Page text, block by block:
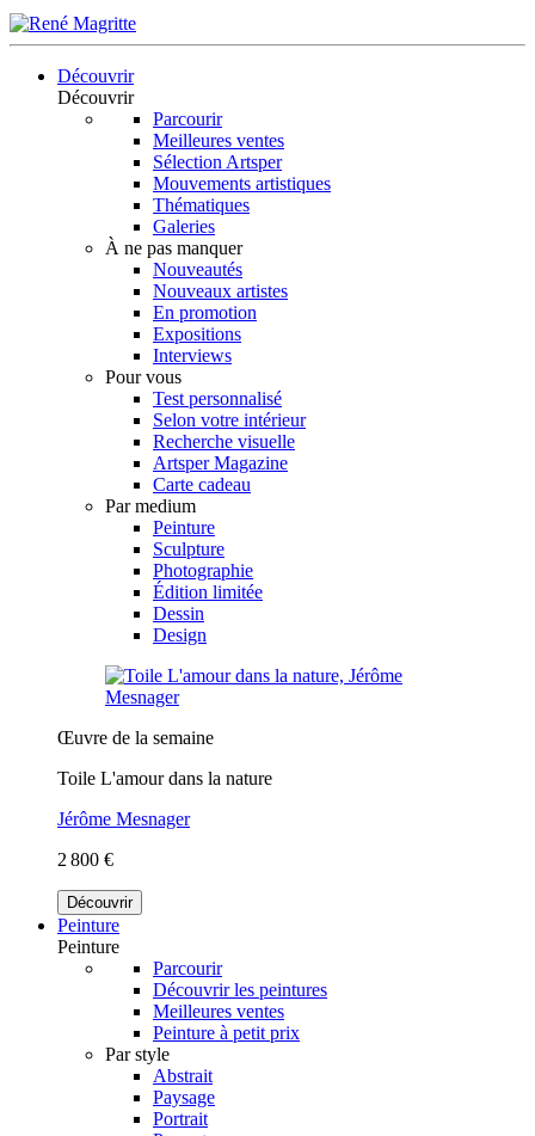
Découvrir
Découvrir
Parcourir
Meilleures ventes
Sélection Artsper
Mouvements artistiques
Thématiques
Galeries
À ne pas manquer
Nouveautés
Nouveaux artistes
En promotion
Expositions
Interviews
Pour vous
Test personnalisé
Selon votre intérieur
Recherche visuelle
Artsper Magazine
Carte cadeau
Par medium
Peinture
Sculpture
Photographie
Édition limitée
Dessin
Design
Œuvre de la semaine
Toile L'amour dans la nature
Jérôme Mesnager
2 800 €
Découvrir
Peinture
Peinture
Parcourir
Découvrir les peintures
Meilleures ventes
Peinture à petit prix
Par style
Abstrait
Paysage
Portrait